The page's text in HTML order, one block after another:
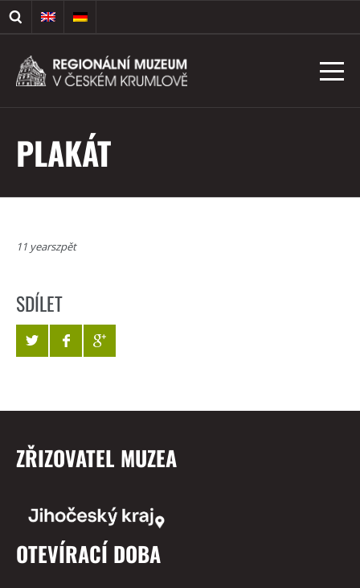
PLAKÁT
11 yearszpět
SDÍLET
ZŘIZOVATEL MUZEA
OTEVÍRACÍ DOBA